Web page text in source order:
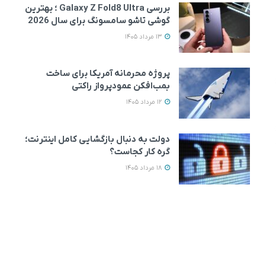
بررسی Galaxy Z Fold8 Ultra ؛ بهترین
گوشی تاشو سامسونگ برای سال 2026
پروژه محرمانه آمریکا برای ساخت
بمب‌افکن عمودپرواز راکتی
دولت به دنبال بازگشایی کامل اینترنت؛
گره کار کجاست؟